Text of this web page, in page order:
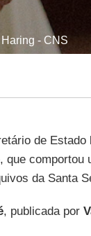
- CNS
de Estado
comportou
da Santa
, publicada por